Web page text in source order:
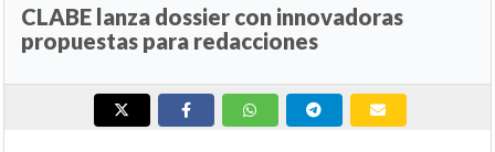
CLABE lanza dossier con innovadoras
propuestas para redacciones